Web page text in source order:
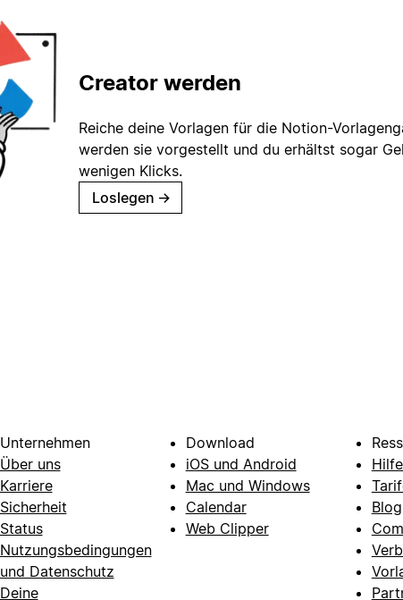
Creator werden
Reiche deine Vorlagen für die Notion-
werden sie vorgestellt und du erhältst sogar
wenigen Klicks.
Loslegen →
Unternehmen
Über uns
Karriere
Sicherheit
Status
Nutzungsbedingungen
und Datenschutz
Deine
Download
iOS und Android
Mac und Windows
Calendar
Web Clipper
Blog